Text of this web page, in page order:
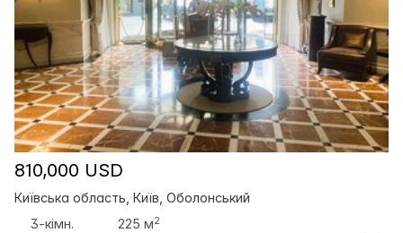
810,000 USD
Київська область, Київ, Оболонський
3-кімн.
225 м2